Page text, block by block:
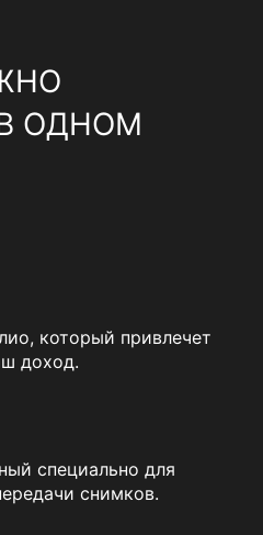
ОДНОМ
который привлечет
доход.
специально для
снимков.